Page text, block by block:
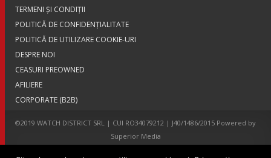
TERMENI ŞI CONDIŢII
POLITICĂ DE CONFIDENȚIALITATE
POLITICĂ DE UTILIZARE COOKIE-URI
DESPRE NOI
CEASURI PREOWNED
AFILIERE
CORPORATE (B2B)
©2019 WATCH DISTRICT SRL | CUI RO34079212 | J40/1486/2015 Powered by
Superior Media